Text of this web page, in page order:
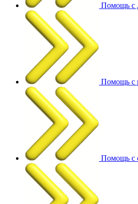
Помощь с
Помощь с
Помощь с